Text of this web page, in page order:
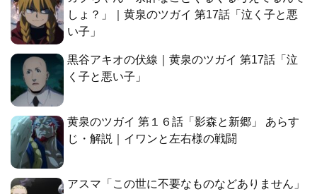
しょ？」｜黄泉のツガイ 第17話「泣く子と悪
い子」
黒谷アキオの伏線｜黄泉のツガイ 第17話「泣
く子と悪い子」
黄泉のツガイ 第１６話「影森と新郷」 あらす
じ・解説｜イワンと左右様の戦闘
アスマ「この世に不要なものなどありません」